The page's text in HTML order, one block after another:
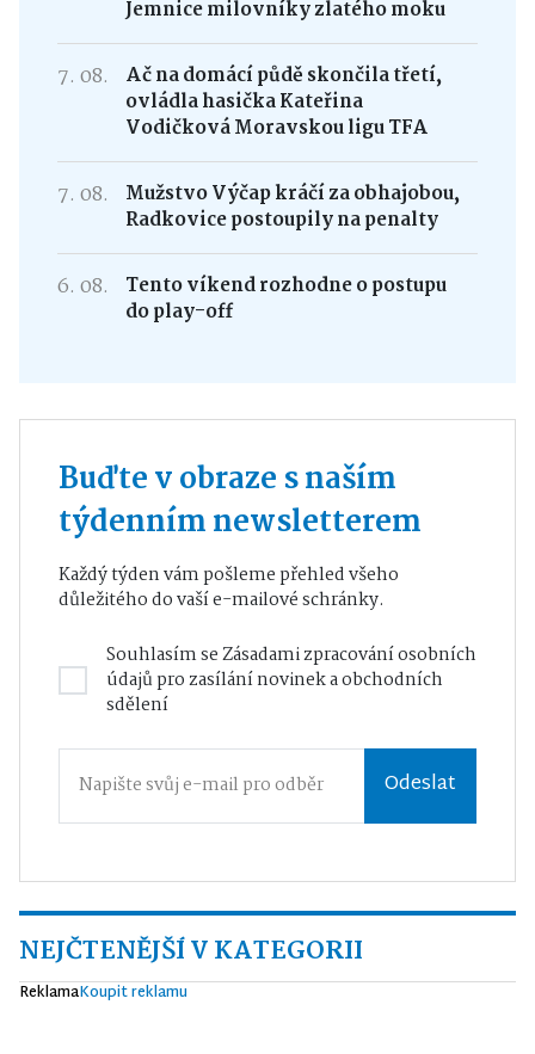
Jemnice milovníky zlatého moku
7. 08.
Ač na domácí půdě skončila třetí,
ovládla hasička Kateřina
Vodičková Moravskou ligu TFA
7. 08.
Mužstvo Výčap kráčí za obhajobou,
Radkovice postoupily na penalty
6. 08.
Tento víkend rozhodne o postupu
do play-off
Buďte v obraze s naším
týdenním newsletterem
Každý týden vám pošleme přehled všeho
důležitého do vaší e-mailové schránky.
Souhlasím seZásadami zpracování osobních
údajůpro zasílání novinek a obchodních
sdělení
Odeslat
NEJČTENĚJŠÍ V KATEGORII
ReklamaKoupit reklamu